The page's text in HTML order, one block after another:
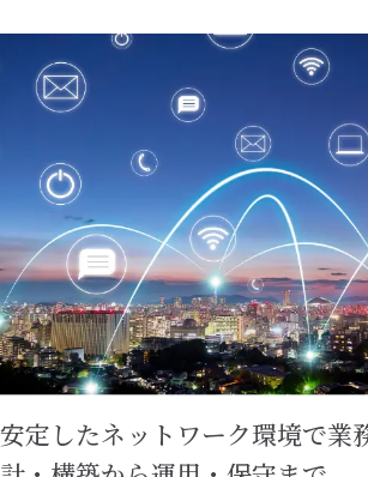
安定したネットワーク環境で業